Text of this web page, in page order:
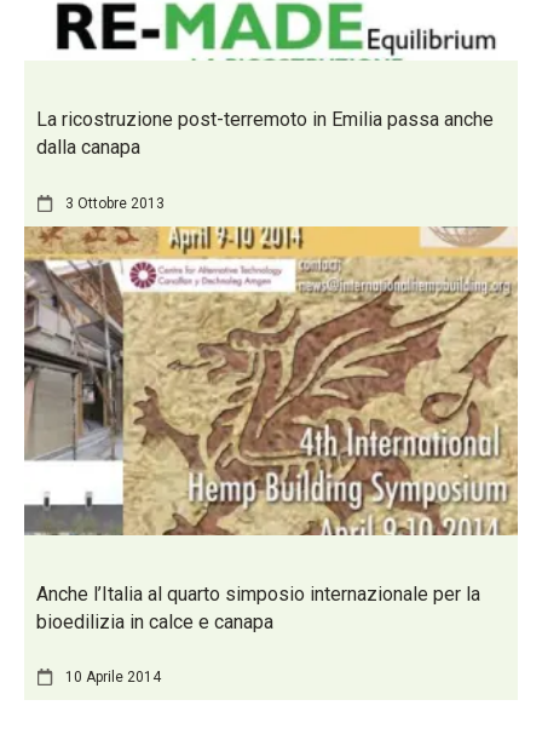
La ricostruzione post-terremoto in Emilia passa anche
dalla canapa
3 Ottobre 2013
Anche l’Italia al quarto simposio internazionale per la
bioedilizia in calce e canapa
10 Aprile 2014